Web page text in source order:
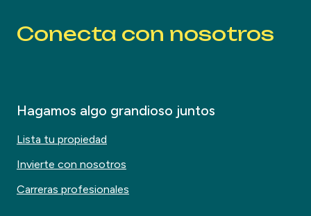
Conecta con nosotros
Hagamos algo grandioso juntos
Lista tu propiedad
Invierte con nosotros
Carreras profesionales